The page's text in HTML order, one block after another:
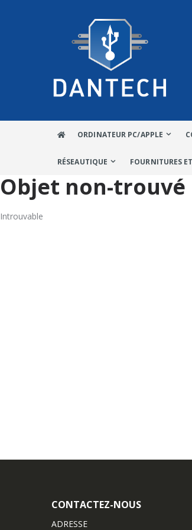
ORDINATEUR PC/APPLE
RÉSEAUTIQUE FOURNITURES
Objet non-trouvé
Introuvable
CONTACTEZ-NOUS
ADRESSE